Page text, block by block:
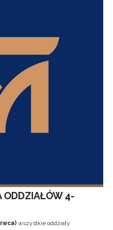
ODDZIAŁÓW 4-
wszystkie oddziały